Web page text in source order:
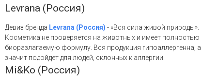
Levrana (Россия)
Девиз бренда Levrana (Россия) - «Вся сила живой природы».
Косметика не проверяется на животных и имеет полностью
биоразлагаемую формулу. Вся продукция гипоаллергенна, а
значит подойдет для людей, склонных к аллергии.
Mi&Ko (Россия)